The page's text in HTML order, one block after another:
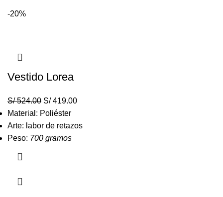
-20%
Vestido Lorea
S/524.00 S/419.00
Material: Poliéster
Arte: labor de retazos
Peso: 700 gramos